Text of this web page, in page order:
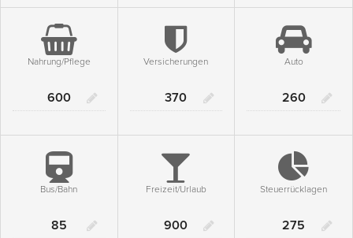
Nahrung/Pflege
Nahrung/Pflege
Versicherungen
Versicherungen
Auto
Auto
Bus/Bahn
Bus/Bahn
Freizeit/Urlaub
Freizeit/Urlaub
Steuerrücklagen